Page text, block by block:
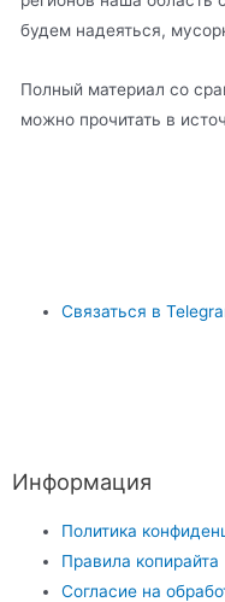
будем надеяться,
Полный материал со
можно прочитать в
Связаться в
Информация
Политика
Правила копирайта
Согласие на